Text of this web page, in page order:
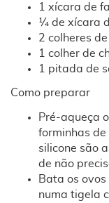
1 xícara de
¼ de xícara
2 colheres
1 colher de
1 pitada de
Como preparar
Pré-aqueça
forminhas de
silicone são
de não
Bata os
numa tigela